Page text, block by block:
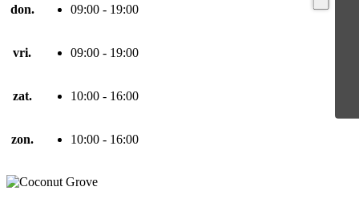
don. 09:00 - 19:00
vri. 09:00 - 19:00
zat. 10:00 - 16:00
zon. 10:00 - 16:00